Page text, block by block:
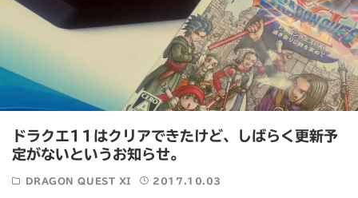
ドラクエ11はクリアできたけど、しばらく更新予
定がないというお知らせ。
DRAGON QUEST XI 2017.10.03